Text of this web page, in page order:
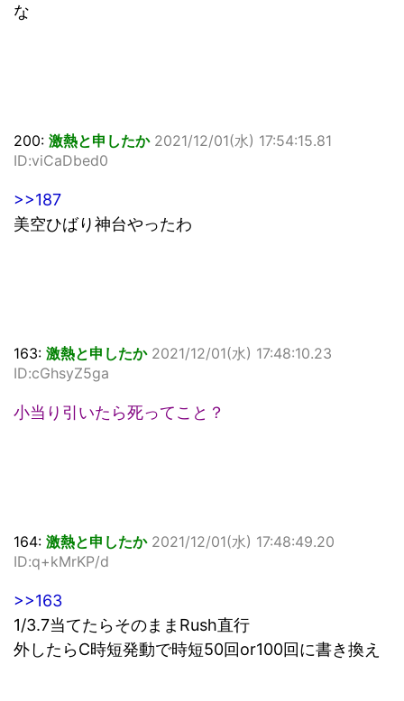
な
200: 激熱と申したか 2021/12/01(水) 17:54:15.81
ID:viCaDbed0
>>187
美空ひばり神台やったわ
163: 激熱と申したか 2021/12/01(水) 17:48:10.23
ID:cGhsyZ5ga
小当り引いたら死ってこと？
164: 激熱と申したか 2021/12/01(水) 17:48:49.20
ID:q+kMrKP/d
>>163
1/3.7当てたらそのままRush直行
外したらC時短発動で時短50回or100回に書き換え